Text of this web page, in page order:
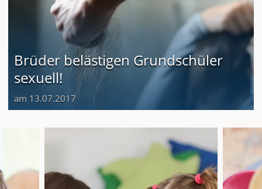
Brüder belästigen Grundschüler
sexuell!
am 13.07.2017